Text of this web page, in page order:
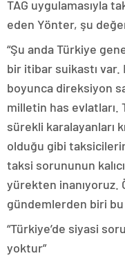
TAG uygulamasıyla
eden Yönter, şu
“Şu anda Türkiye
bir itibar suikastı
boyunca direksiyon
milletin has evlatları.
sürekli karalayanları
olduğu gibi
taksi sorununun
yürekten inanıyoruz.
gündemlerden biri bu
“Türkiye’de siyasi
yoktur”